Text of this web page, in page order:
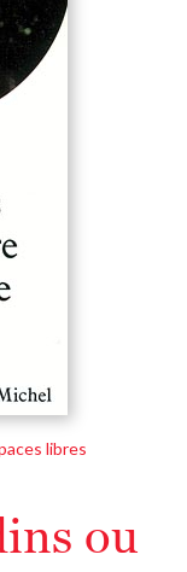
libres
ou